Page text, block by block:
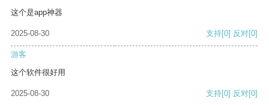
这个是app神器
2025-08-30 支持[0] 反对[0]
游客
这个软件很好用
2025-08-30 支持[0] 反对[0]